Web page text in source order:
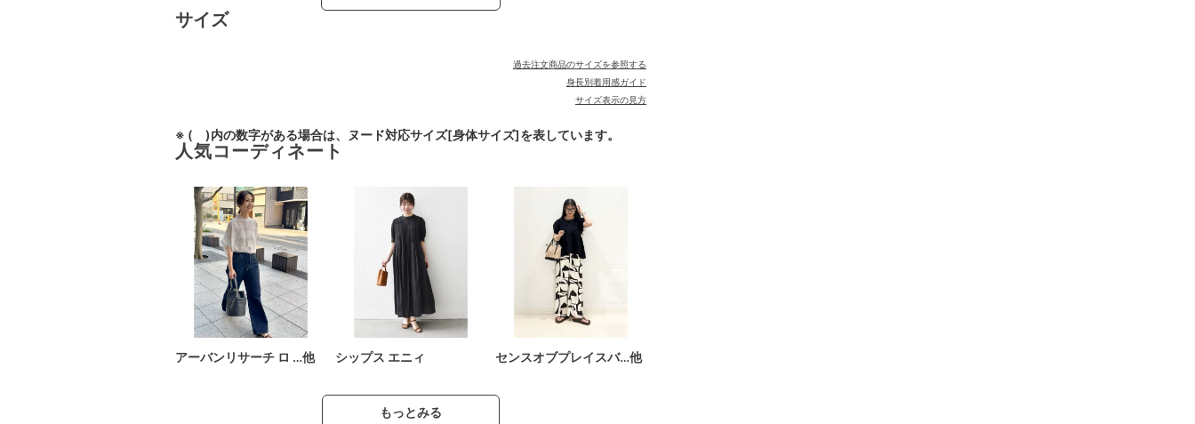
サイズ
過去注文商品のサイズを参照する
身長別着用感ガイド
サイズ表示の見方
※ ( )内の数字がある場合は、ヌード対応サイズ[身体サイズ]を表しています。
人気コーディネート
アーバンリサーチ ロ …他 シップス エニィ センスオブプレイスバ…他
もっとみる